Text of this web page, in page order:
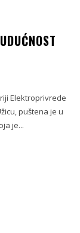
Elektroprivrede
puštena je u
je...